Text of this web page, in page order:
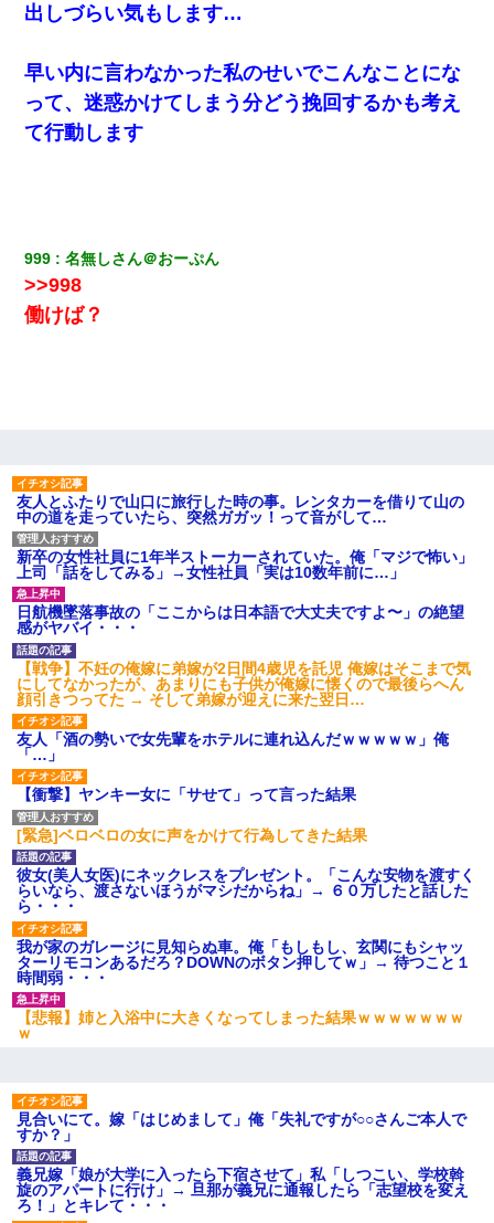
選ばれたの！絶対見に来てね！」→悲しい結果がこれ・・・
スマホを与えられて、中学卒業する頃にはすっかり女叩きに洗脳
された弟が、大学進学のために一人暮らししたいと言い出した。
【ワロタ】姉から「肉食系14才、乳丸出し、毛はうっすら生えか
け」というタイトルで画像が送られてきた
せたら...
何年か前に妹は離婚している。当時生まれた姪が義弟の子じゃな
かったため妹有責での離婚になり…
放置子が病院送りになったらしい → 俺（二度と帰ってくるなよ…
嫁を半身不随にしやがった恨みは、正直こんなもんじゃ晴れな
い）
童貞俺、宅飲みした女友達2人を家に泊めた結果ｗｗｗｗｗｗ
子供の頃、母の弟にイタズラされてて中学に入ってから関係を持
ってしまった。拒絶したら「全部バラしてやる」と脅迫されたの
で両親に全部話した。
【唖然】帰宅したら旦那のスポーツカーが消えていた。警察『目
立つし、すぐ見つかるかもしれません』→ 数時間後・・警察『××
さんご存じですか？』
医者「糖尿病で余命1年です」 ワイ「知らんわｗどうせ死ぬなら
食べる量増やすわｗ」→結果ｗｗｗｗｗ
旦那の元嫁「離婚したとはいえ、私が本来の妻。許可なく結婚す
るなんてどういう神経してるの？離婚届を記入して持って来い」
→笑いが止まらなくなり・・・
【戦争】不妊の俺嫁に弟嫁が2日間4歳児を託児 俺嫁はそこまで気
にしてなかったが、あまりにも子供が俺嫁に懐くので最後らへん
顔引きつってた → そして弟嫁が迎えに来た翌日…
嫁の妹（26歳）がずっとウチに泊まりに来た結果→俺がヤバイｗ
ｗｗｗｗｗｗｗ
出しづらい気もします…
早い内に言わなかった私のせいでこんなことにな
って、迷惑かけてしまう分どう挽回するかも考え
て行動します
999 名無しさん＠おーぷん
>>998
働けば？
友人とふたりで山口に旅行した時の事。レンタカーを借りて山の
中の道を走っていたら、突然ガガッ！って音がして…
新卒の女性社員に1年半ストーカーされていた。俺「マジで怖い」
上司「話をしてみる」→女性社員「実は10数年前に…」
日航機墜落事故の「ここからは日本語で大丈夫ですよ〜」の絶望
感がヤバイ・・・
【戦争】不妊の俺嫁に弟嫁が2日間4歳児を託児 俺嫁はそこまで気
にしてなかったが、あまりにも子供が俺嫁に懐くので最後らへん
顔引きつってた → そして弟嫁が迎えに来た翌日…
友人「酒の勢いで女先輩をホテルに連れ込んだｗｗｗｗｗ」俺
「…」
【衝撃】ヤンキー女に「サせて」って言った結果
[緊急]ベロベロの女に声をかけて行為してきた結果
彼女(美人女医)にネックレスをプレゼント。「こんな安物を渡すく
らいなら、渡さないほうがマシだからね」→ ６０万したと話した
ら・・・
我が家のガレージに見知らぬ車。俺「もしもし、玄関にもシャッ
ターリモコンあるだろ？DOWNのボタン押してｗ」→ 待つこと１
時間弱・・・
【悲報】姉と入浴中に大きくなってしまった結果ｗｗｗｗｗｗｗ
ｗ
見合いにて。嫁「はじめまして」俺「失礼ですが○○さんご本人で
すか？」
義兄嫁「娘が大学に入ったら下宿させて」私「しつこい、学校斡
旋のアパートに行け」→ 旦那が義兄に通報したら「志望校を変え
ろ！」とキレて・・・